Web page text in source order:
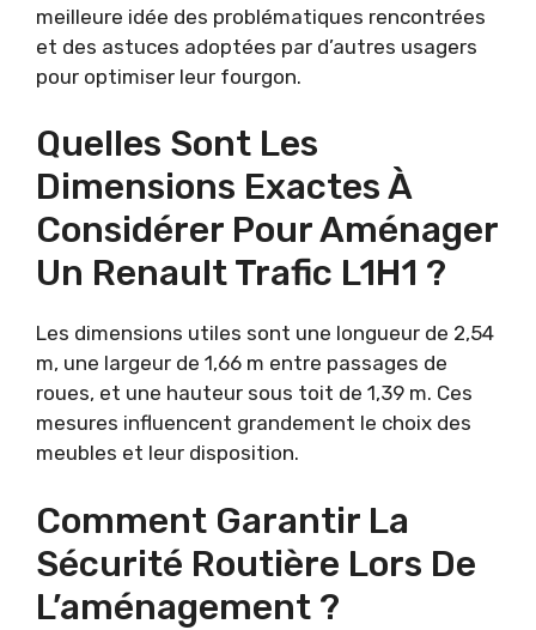
meilleure idée des problématiques rencontrées
et des astuces adoptées par d’autres usagers
pour optimiser leur fourgon.
Quelles Sont Les
Dimensions Exactes À
Considérer Pour Aménager
Un Renault Trafic L1H1 ?
Les dimensions utiles sont une longueur de 2,54
m, une largeur de 1,66 m entre passages de
roues, et une hauteur sous toit de 1,39 m. Ces
mesures influencent grandement le choix des
meubles et leur disposition.
Comment Garantir La
Sécurité Routière Lors De
L’aménagement ?